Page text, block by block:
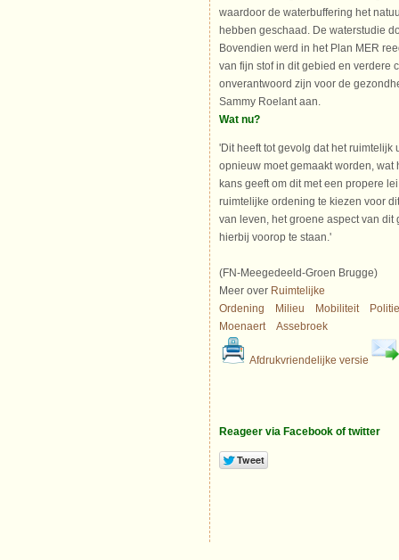
waardoor de waterbuffering het
hebben geschaad. De waterstudie
Bovendien werd in het Plan MER
van fijn stof in dit gebied en verdere
onverantwoord zijn voor de
Sammy Roelant aan.
Wat nu?
'Dit heeft tot gevolg dat het
opnieuw moet gemaakt worden,
kans geeft om dit met een propere
ruimtelijke ordening te kiezen voor
van leven, het groene aspect van
hierbij voorop te staan.'
(FN-Meegedeeld-Groen Brugge)
Meer over Ruimtelijke
Ordening
Milieu Mobiliteit
Moenaert
Assebroek
Afdrukvriendelijke versie
Reageer via Facebook of twitter